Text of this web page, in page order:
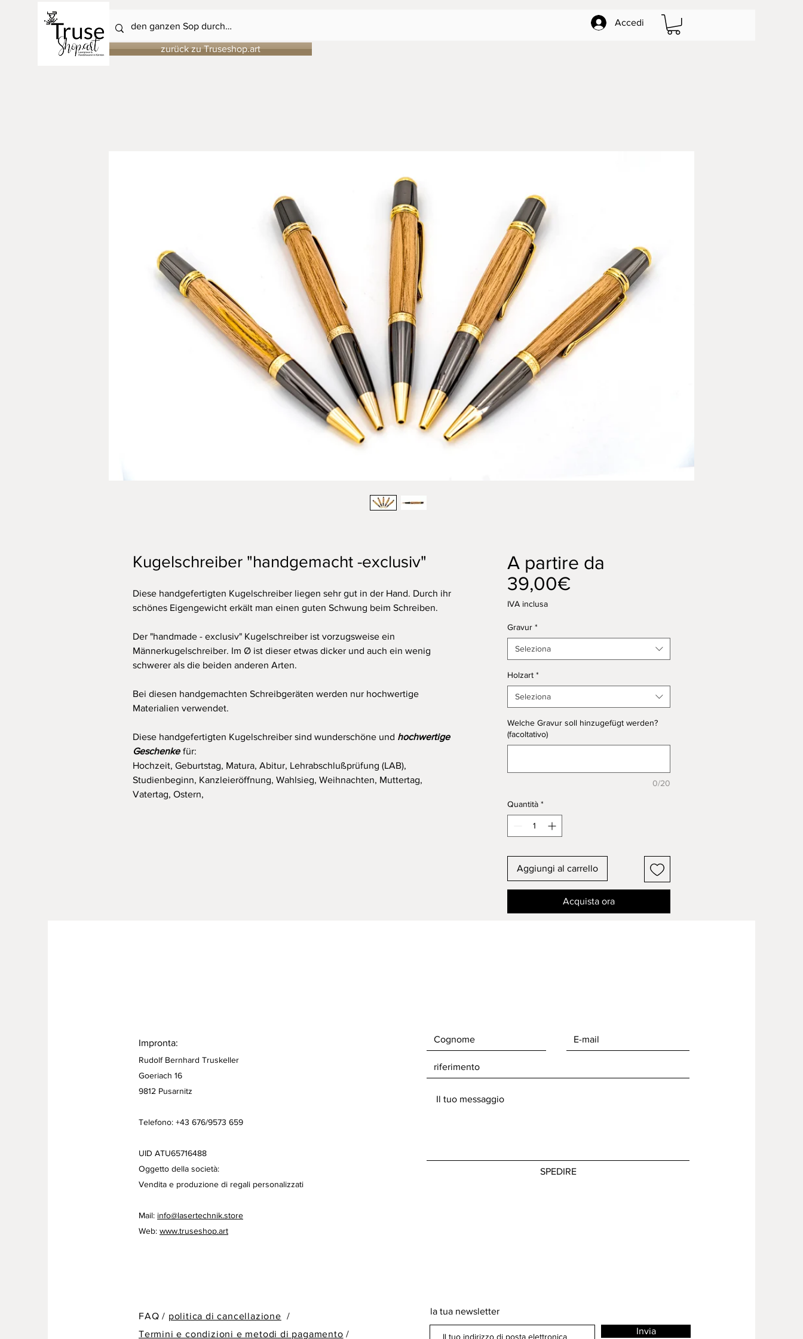
Accedi
zurück zu Truseshop.art
Kugelschreiber "handgemacht -exclusiv"
Diese handgefertigten Kugelschreiber liegen sehr gut in der Hand. Durch ihr
schönes Eigengewicht erkält man einen guten Schwung beim Schreiben.
Der "handmade - exclusiv" Kugelschreiber ist vorzugsweise ein
Männerkugelschreiber. Im Ø ist dieser etwas dicker und auch ein wenig
schwerer als die beiden anderen Arten.
Bei diesen handgemachten Schreibgeräten werden nur hochwertige
Materialien verwendet.
Diese handgefertigten Kugelschreiber sind wunderschöne und hochwertige
Geschenke für:
Hochzeit, Geburtstag, Matura, Abitur, Lehrabschlußprüfung (LAB),
Studienbeginn, Kanzleieröffnung, Wahlsieg, Weihnachten, Muttertag,
Vatertag, Ostern,
A partire da
39,00€Prezzo
IVA inclusa
Gravur *
Seleziona
Holzart *
Seleziona
Welche Gravur soll hinzugefügt werden?
(facoltativo)
0/20
Quantità *
Aggiungi al carrello
Acquista ora
Impronta:
Rudolf Bernhard Truskeller
Goeriach 16
9812 Pusarnitz
Telefono: +43 676/9573 659
UID ATU65716488
Oggetto della società:
Vendita e produzione di regali personalizzati
Mail: info@lasertechnik.store
Web: www.truseshop.art
SPEDIRE
FAQ / politica di cancellazione
/
Termini e condizioni e metodi di pagamento /
la tua newsletter
Invia